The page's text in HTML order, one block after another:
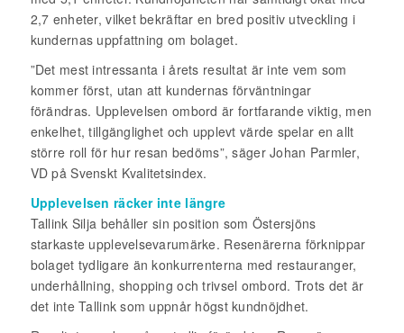
2,7 enheter, vilket bekräftar en bred positiv utveckling i
kundernas uppfattning om bolaget.
”Det mest intressanta i årets resultat är inte vem som
kommer först, utan att kundernas förväntningar
förändras. Upplevelsen ombord är fortfarande viktig, men
enkelhet, tillgänglighet och upplevt värde spelar en allt
större roll för hur resan bedöms”, säger Johan Parmler,
VD på Svenskt Kvalitetsindex.
Upplevelsen räcker inte längre
Tallink Silja behåller sin position som Östersjöns
starkaste upplevelsevarumärke. Resenärerna förknippar
bolaget tydligare än konkurrenterna med restauranger,
underhållning, shopping och trivsel ombord. Trots det är
det inte Tallink som uppnår högst kundnöjdhet.